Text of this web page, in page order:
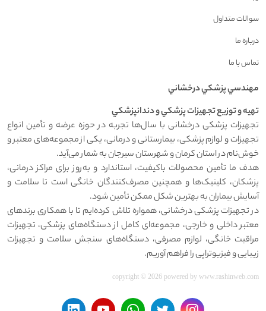
سوالات متداول
درباره ما
تماس با ما
مهندسي پزشکي درخشاني
تهيه و توزيع تجهيزات پزشکي و دندانپزشکي
تجهیزات پزشکی درخشانی با سال‌ها تجربه در حوزه عرضه و تأمین انواع
تجهیزات و لوازم پزشکی، بیمارستانی و درمانی، یکی از مجموعه‌های معتبر و
خوش‌نام در استان کرمان و شهرستان سیرجان به شمار می‌آید.
هدف ما تأمین محصولات باکیفیت، استاندارد و به‌روز برای مراکز درمانی،
پزشکان، کلینیک‌ها و همچنین مصرف‌کنندگان خانگی است تا سلامت و
آسایش بیماران به بهترین شکل ممکن تأمین شود.
در تجهیزات پزشکی درخشانی، همواره تلاش کرده‌ایم تا با همکاری برندهای
معتبر داخلی و خارجی، مجموعه‌ای کامل از دستگاه‌های پزشکی، تجهیزات
مراقبت خانگی، لوازم مصرفی، دستگاه‌های سنجش سلامت و تجهیزات
زیبایی و فیزیوتراپی را فراهم آوریم.
copyright © 2026 powered by www.rashinweb.com